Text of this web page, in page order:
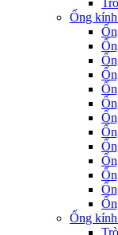
Ống
Ống kính